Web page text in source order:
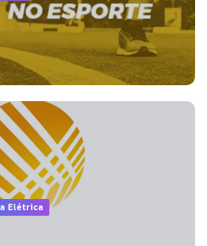
Elétrica